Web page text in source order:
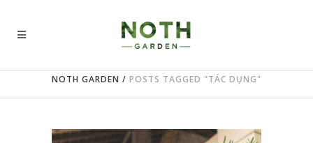
NOTH GARDEN / POSTS TAGGED "TÁC DỤNG"